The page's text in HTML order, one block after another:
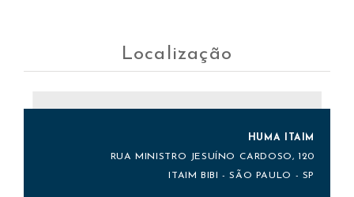
Localização
HUMA ITAIM
RUA MINISTRO JESUÍNO CARDOSO, 120
ITAIM BIBI - SÃO PAULO - SP